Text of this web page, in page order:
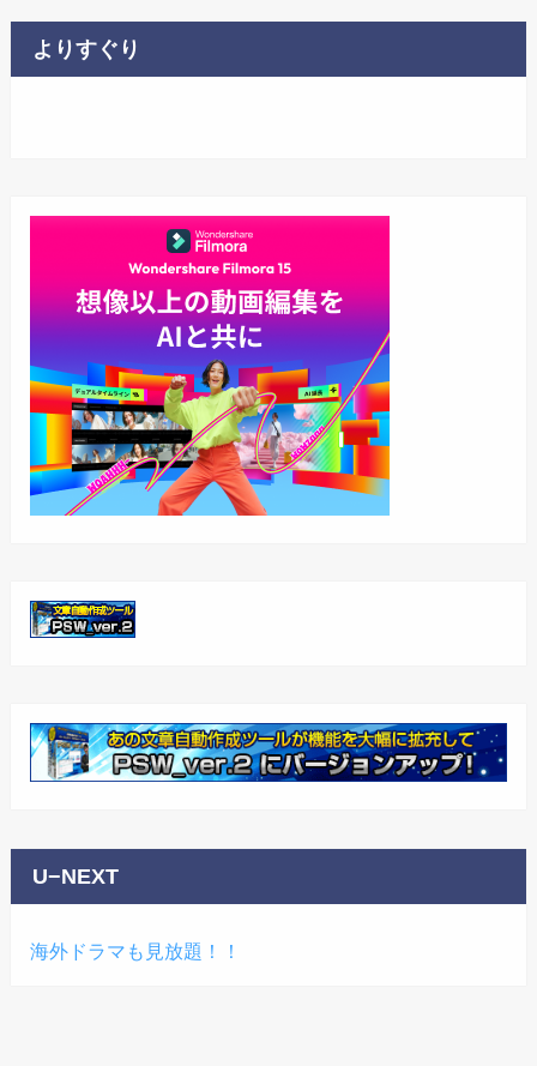
よりすぐり
U−NEXT
海外ドラマも見放題！！